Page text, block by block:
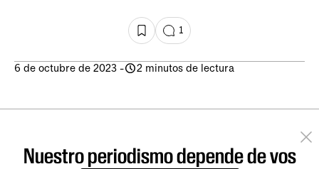
1
6 de octubre de 2023 - 2 minutos de lectura
Nuestro periodismo depende de vos